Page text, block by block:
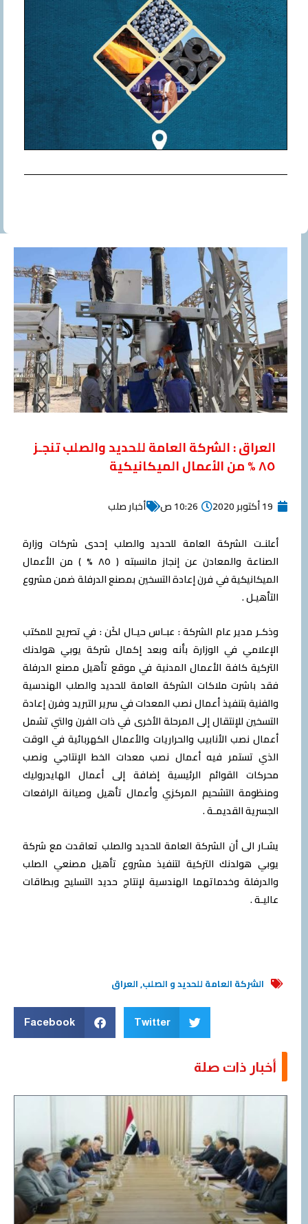
العراق : الشركة العامة للحديد والصلب تنجـز
٨٥ % من الأعمال الميكانيكية
19 أكتوبر 2020 10:26 ص أخبار صلب
أعلنـت الشركة العامة للحديد والصلب إحدى شركات وزارة
الصناعة والمعادن عن إنجاز مانسبته ( ٨٥ % ) من الأعمال
الميكانيكية في فرن إعادة التسخين بمصنع الدرفلة ضمن مشروع
التأهيـل .
وذكـر مدير عام الشركة : عبـاس حيـال لكَن : في تصريح للمكتب
الإعلامي في الوزارة بأنه وبعد إكمال شركة يوبي هولدنك
التركية كافة الأعمال المدنية في موقع تأهيل مصنع الدرفلة
فقد باشرت ملاكات الشركة العامة للحديد والصلب الهندسية
والفنية بتنفيذ أعمال نصب المعدات في سرير التبريد وفرن إعادة
التسخين للإنتقال إلى المرحلة الأخرى في ذات الفرن والتي تشمل
أعمال نصب الأنابيب والحراريات والأعمال الكهربائية في الوقت
الذي تستمر فيه أعمال نصب معدات الخط الإنتاجي ونصب
محركات القوائم الرئيسية إضافة إلى أعمال الهايدروليك
ومنظومة التشحيم المركزي وأعمال تأهيل وصيانة الرافعات
الجسرية القديمـة .
يشـار الى أن الشركة العامة للحديد والصلب تعاقدت مع شركة
يوبي هولدنك التركية لتنفيذ مشروع تأهيل مصنعي الصلب
والدرفلة وخدماتهما الهندسية لإنتاج حديد التسليح وبطاقات
عاليـة .
الشركة العامة للحديد و الصلب,العراق
Twitter
Facebook
أخبار ذات صلة